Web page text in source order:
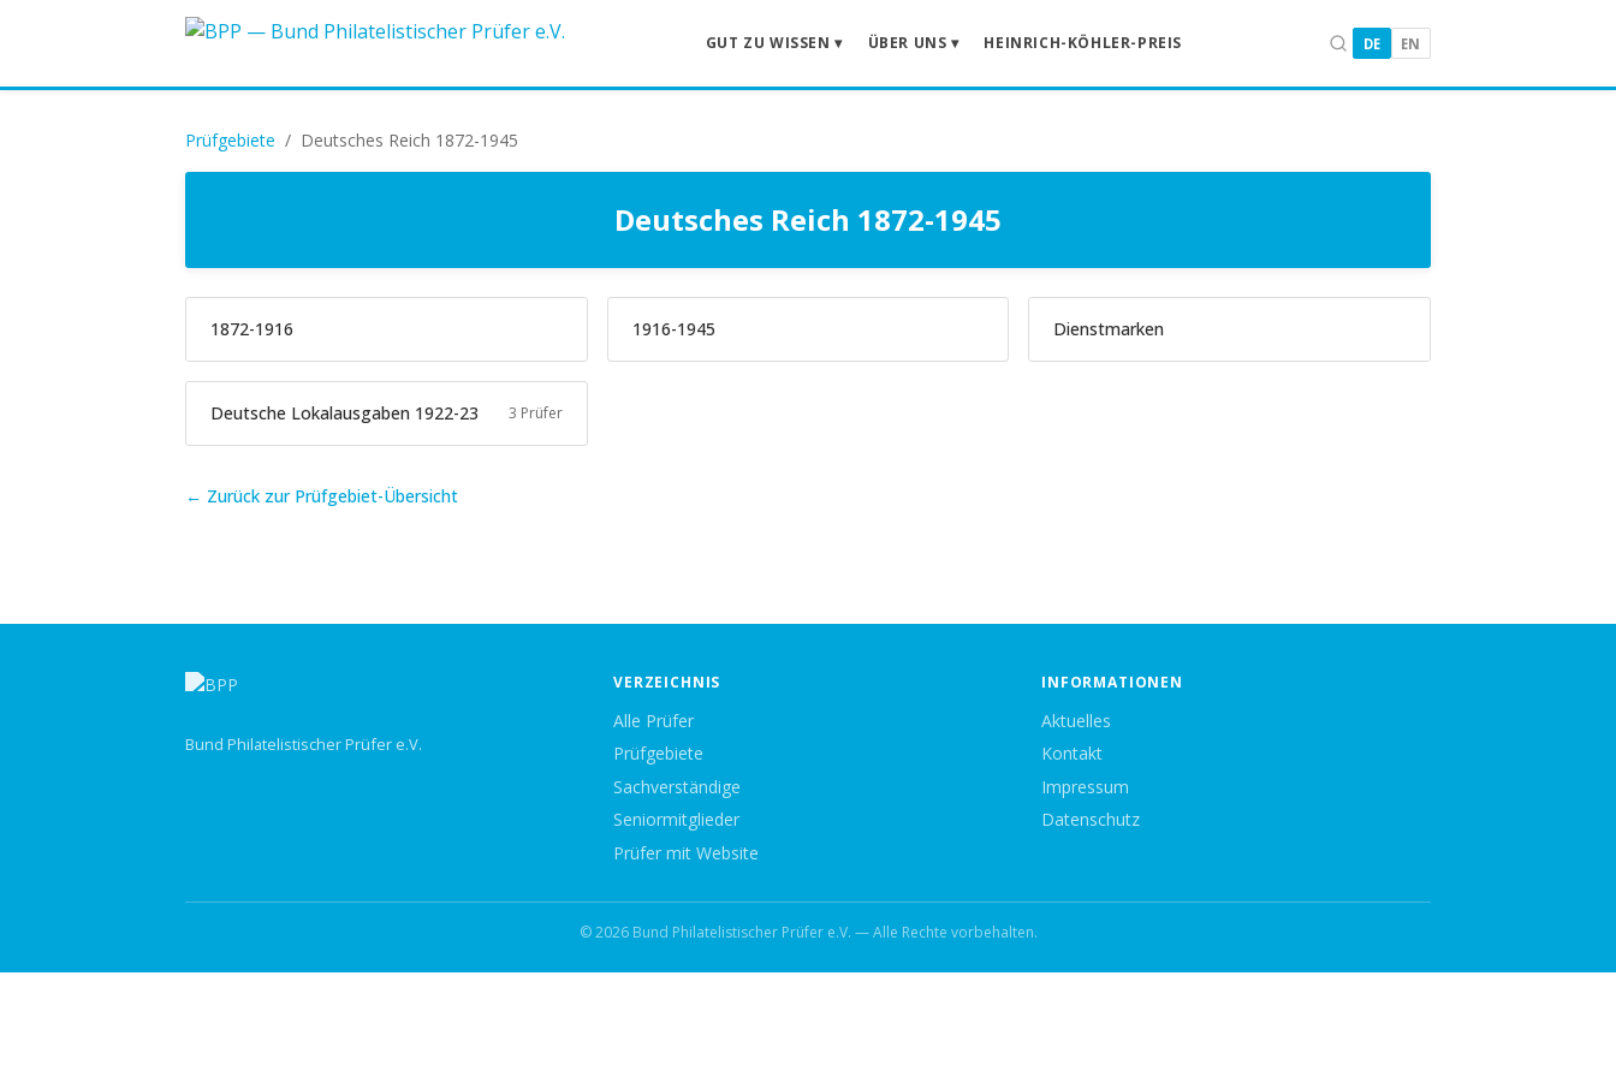
GUT ZU WISSEN ▾ ÜBER UNS ▾ HEINRICH-KÖHLER-PREIS DE EN
Prüfgebiete / Deutsches Reich 1872-1945
Deutsches Reich 1872-1945
1872-1916 1916-1945 Dienstmarken
Deutsche Lokalausgaben 1922-23 3 Prüfer
← Zurück zur Prüfgebiet-Übersicht
Bund Philatelistischer Prüfer e.V.
VERZEICHNIS
Alle Prüfer
Prüfgebiete
Sachverständige
Seniormitglieder
Prüfer mit Website
INFORMATIONEN
Aktuelles
Kontakt
Impressum
Datenschutz
© 2026 Bund Philatelistischer Prüfer e.V. — Alle Rechte vorbehalten.